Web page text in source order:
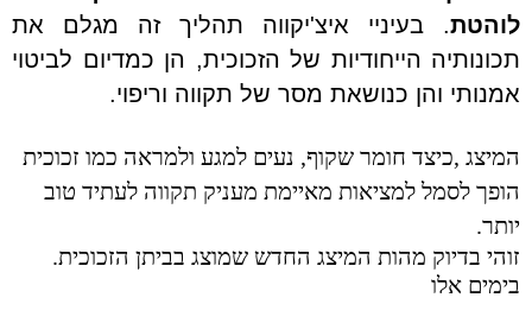
לוהטת. בעיניי איצ'יקווה תהליך זה מגלם את
תכונותיה הייחודיות של הזכוכית, הן כמדיום לביטוי
אמנותי והן כנושאת מסר של תקווה וריפוי.
כיצד חומר שקוף, נעים למגע ולמראה כמו זכוכית, המיצג
הופך לסמל למציאות מאיימת מעניק תקווה לעתיד טוב
יותר.
.זוהי בדיוק מהות המיצג החדש שמוצג בביתן הזכוכית
בימים אלו